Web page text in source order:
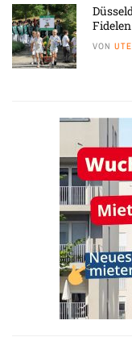
VON